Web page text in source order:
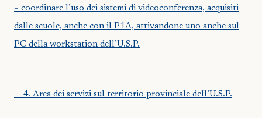
– coordinare l’uso dei sistemi di videoconferenza, acquisiti
dalle scuole, anche con il P1A, attivandone uno anche sul
PC della workstation dell’U.S.P.
4. Area dei servizi sul territorio provinciale dell’U.S.P.